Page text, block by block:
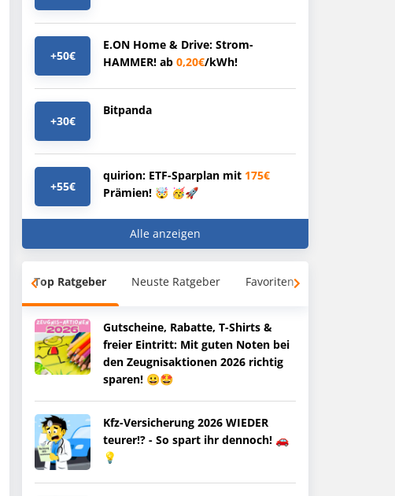
+50€
E.ON Home & Drive: Strom-
HAMMER! ab 0,20€/kWh!
+30€
Bitpanda
+55€
quirion: ETF-Sparplan mit 175€
Prämien! 🤯 🥳🚀
Alle anzeigen
Top Ratgeber Neuste Ratgeber Favoriten
Gutscheine, Rabatte, T-Shirts &
freier Eintritt: Mit guten Noten bei
den Zeugnisaktionen 2026 richtig
sparen! 😀🤩
Kfz-Versicherung 2026 WIEDER
teurer!? - So spart ihr dennoch! 🚗
💡